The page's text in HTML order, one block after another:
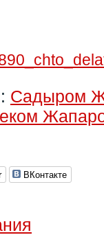
Садыром
ВКонтакте